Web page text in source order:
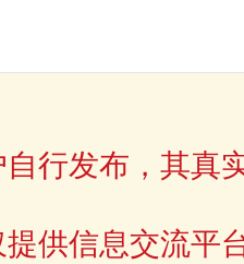
行发布，其真
供信息交流平